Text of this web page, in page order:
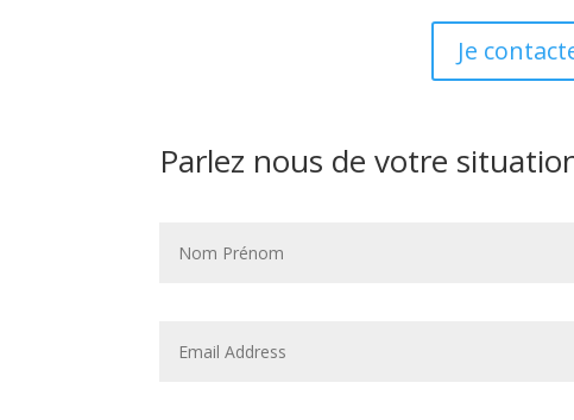
Je
Parlez nous de votre